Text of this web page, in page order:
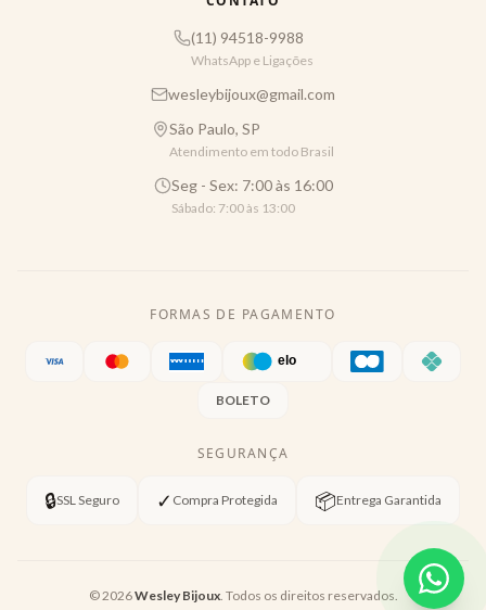
(11) 94518-9988
WhatsApp e Ligações
wesleybijoux@gmail.com
São Paulo, SP
Atendimento em todo Brasil
Seg - Sex: 7:00 às 16:00
Sábado: 7:00 às 13:00
FORMAS DE PAGAMENTO
BOLETO
SEGURANÇA
🔒SSL Seguro ✓ Compra Protegida 📦Entrega Garantida
©2026Wesley Bijoux. Todos os direitos reservados.